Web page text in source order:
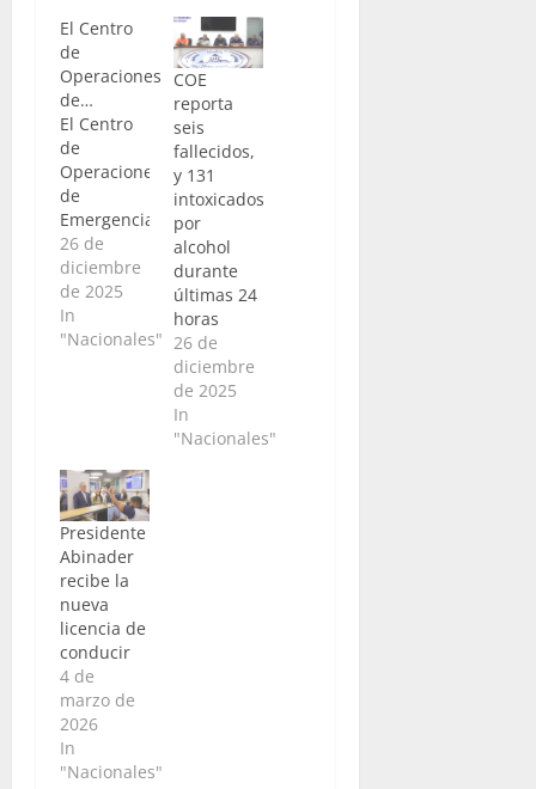
El Centro
de
Operaciones
de…
El Centro
de
Operaciones
de
Emergencias
(COE),
informó
que desde
las 6:00 de
la mañana
de este
jueves 25
se han
registrado
63
accidentes
de tránsito
que
dejaron un
saldo de
seis
personas
fallecidas.
26 de
diciembre
de 2025
In
"Nacionales"
COE
reporta
seis
fallecidos,
y 131
intoxicados
por
alcohol
durante
últimas 24
horas
26 de
diciembre
de 2025
In
"Nacionales"
Presidente
Abinader
recibe la
nueva
licencia de
conducir
4 de
marzo de
2026
In
"Nacionales"